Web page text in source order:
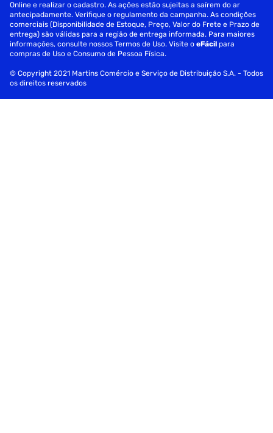
Online e realizar o cadastro. As ações estão sujeitas a saírem do ar
antecipadamente. Verifique o regulamento da campanha. As condições
comerciais (Disponibilidade de Estoque, Preço, Valor do Frete e Prazo de
entrega) são válidas para a região de entrega informada. Para maiores
informações, consulte nossos Termos de Uso. Visite oeFácil para
compras de Uso e Consumo de Pessoa Física.
© Copyright 2021 Martins Comércio e Serviço de Distribuição S.A. - Todos
os direitos reservados